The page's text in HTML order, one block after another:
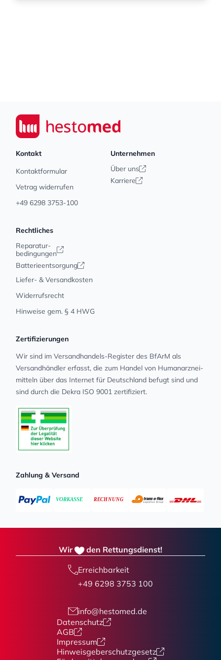
Seiwert GmbH
Kontakt
Kontaktformular
Vetrag widerrufen
+49 6298 3753-100
Unternehmen
Über uns
Karriere
Rechtliches
Reparatur-
bedingungen
Batterieentsorgung
Liefer- & Versandkosten
Widerrufsrecht
Hinweise gem. § 4 HWG
Zertifizierungen
Wir sind im Versandhandels-Register des BfArM als
Versandhändler erfasst, die zum Handel von Human­arz­nei­
mit­teln über das Internet für Deutschland befugt sind und
sind durch die Dekra ISO 9001 zertifiziert.
Zahlung & Versand
Wir den Rettungsdienst!
Erreichbarkeit
+49 6298 3753 100
info@hestomed.de
Datenschutz
AGB
Impressum
Hinweisgeberschutzgesetz